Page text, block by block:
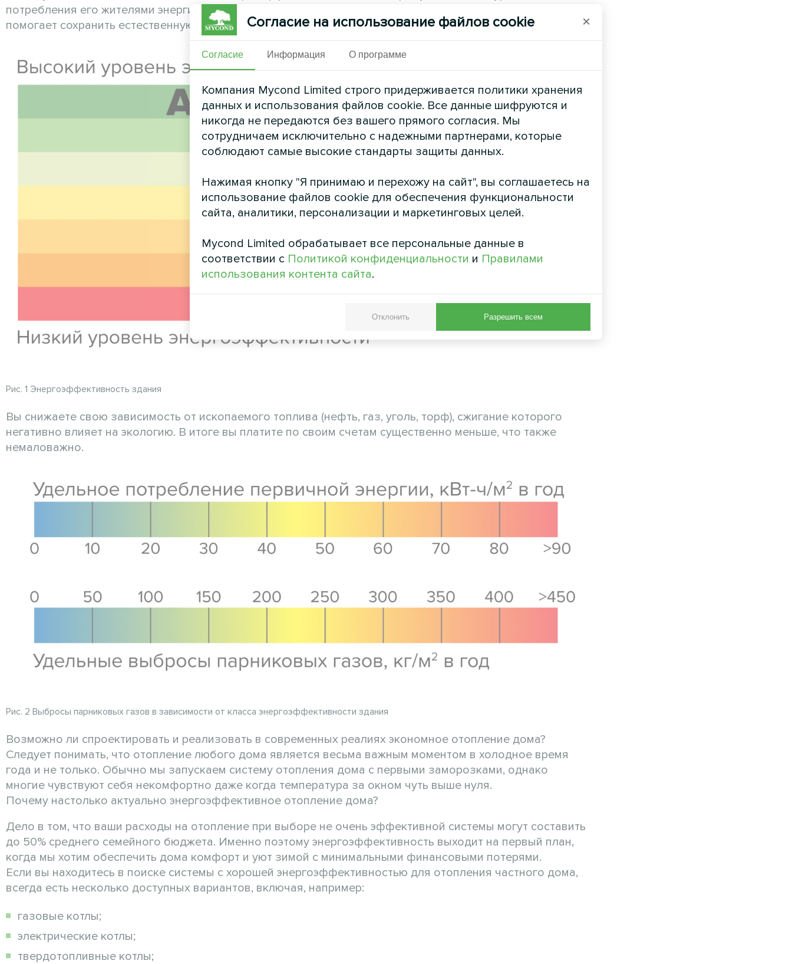
потребления его жителями энергии. Кроме того, энергоэффективное строение в какой-то степени
помогает сохранить естественную среду обитания диких животных и защитить нашу планету.
Рис. 1 Энергоэффективность здания
Вы снижаете свою зависимость от ископаемого топлива (нефть, газ, уголь, торф), сжигание которого
негативно влияет на экологию. В итоге вы платите по своим счетам существенно меньше, что также
немаловажно.
Рис. 2 Выбросы парниковых газов в зависимости от класса энергоэффективности здания
Возможно ли спроектировать и реализовать в современных реалиях экономное отопление дома?
Следует понимать, что отопление любого дома является весьма важным моментом в холодное время
года и не только. Обычно мы запускаем систему отопления дома с первыми заморозками, однако
многие чувствуют себя некомфортно даже когда температура за окном чуть выше нуля.
Почему настолько актуально энергоэффективное отопление дома?
Дело в том, что ваши расходы на отопление при выборе не очень эффективной системы могут составить
до 50% среднего семейного бюджета. Именно поэтому энергоэффективность выходит на первый план,
когда мы хотим обеспечить дома комфорт и уют зимой с минимальными финансовыми потерями.
Если вы находитесь в поиске системы с хорошей энергоэффективностью для отопления частного дома,
всегда есть несколько доступных вариантов, включая, например:
газовые котлы;
электрические котлы;
твердотопливные котлы;
Согласие на использование файлов cookie ×
Согласие Информация О программе
Компания Mycond Limited строго придерживается политики хранения
данных и использования файлов cookie. Все данные шифруются и
никогда не передаются без вашего прямого согласия. Мы
сотрудничаем исключительно с надежными партнерами, которые
соблюдают самые высокие стандарты защиты данных.
Нажимая кнопку "Я принимаю и перехожу на сайт", вы соглашаетесь на
использование файлов cookie для обеспечения функциональности
сайта, аналитики, персонализации и маркетинговых целей.
Mycond Limited обрабатывает все персональные данные в
соответствии с Политикой конфиденциальности и Правилами
использования контента сайта.
Отклонить Разрешить всем